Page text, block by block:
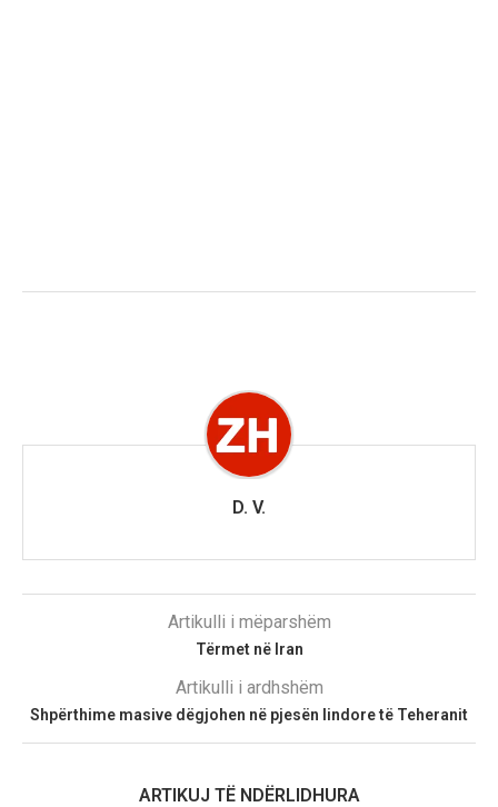
D. V.
Artikulli i mëparshëm
Tërmet në Iran
Artikulli i ardhshëm
Shpërthime masive dëgjohen në pjesën lindore të Teheranit
ARTIKUJ TË NDËRLIDHURA